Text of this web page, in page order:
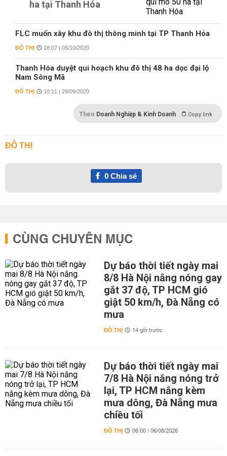
ha tại Thanh Hóa
FLC muốn xây khu đô thị thông minh tại TP Thanh Hóa
ĐÔ THỊ 18:07 | 05/10/2020
Thanh Hóa duyệt qui hoạch khu đô thị 48 ha dọc đại lộ
Nam Sông Mã
ĐÔ THỊ 10:11 | 28/09/2020
Theo Doanh Nghiệp & Kinh Doanh Copy link
ĐÔ THỊ
0Chia sẻ
CÙNG CHUYÊN MỤC
Dự báo thời tiết ngày mai
8/8 Hà Nội nắng nóng gay
gắt 37 độ, TP HCM gió
giật 50 km/h, Đà Nẵng có
mưa
ĐÔ THỊ 14 giờ trước
Dự báo thời tiết ngày mai
7/8 Hà Nội nắng nóng trở
lại, TP HCM nắng kèm
mưa dông, Đà Nẵng mưa
chiều tối
ĐÔ THỊ 06:00 | 06/08/2026